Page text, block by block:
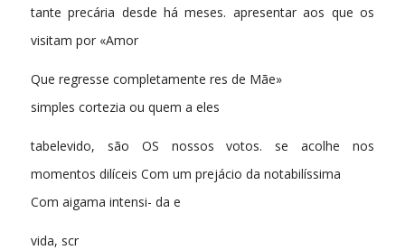
tante precária desde há meses. apresentar aos que os
visitam por «Amor
Que regresse completamente res de Mãe»
simples cortezia ou quem a eles
tabelevido, são OS nossos votos. se acolhe nos
momentos dilíceis Com um prejácio da notabilíssima
Com aigama intensi- da e
vida, scr